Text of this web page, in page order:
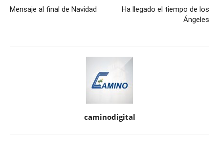
Mensaje al final de Navidad
Ha llegado el tiempo de los
Ángeles
caminodigital